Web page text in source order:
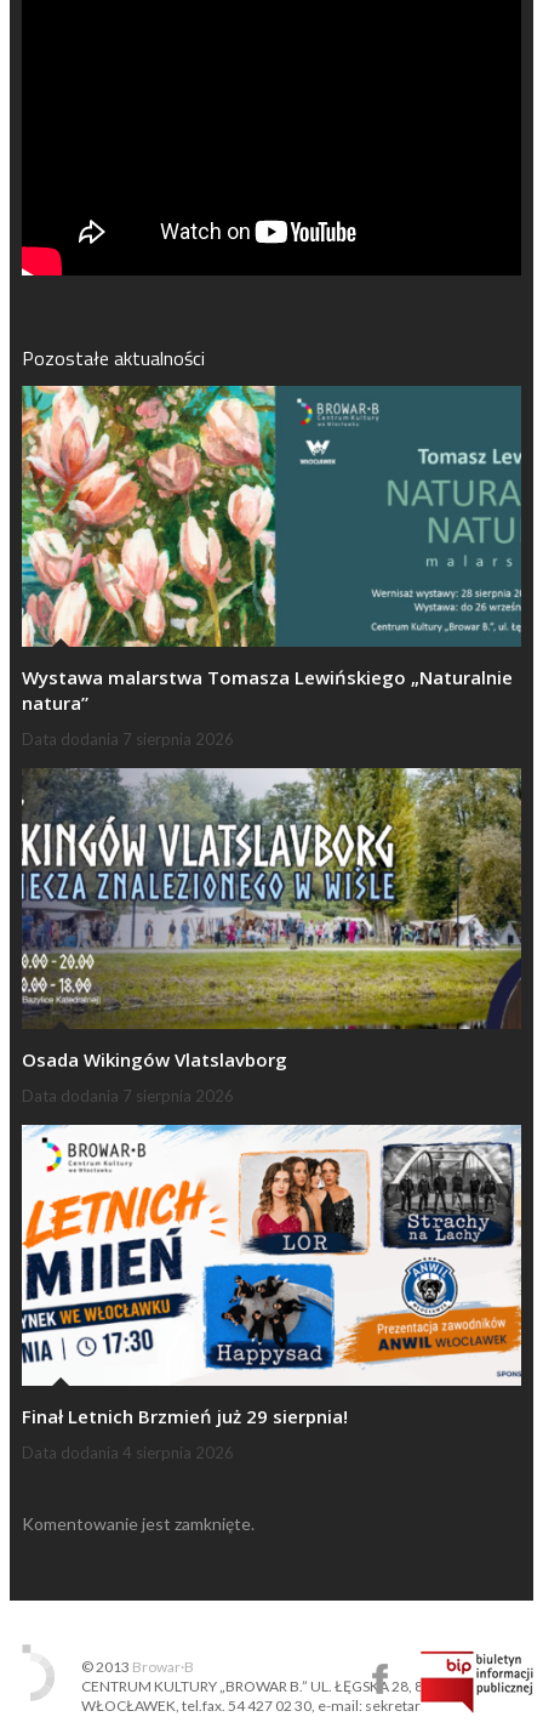
Pozostałe aktualności
Wystawa malarstwa Tomasza Lewińskiego „Naturalnie
natura”
Data dodania 7 sierpnia 2026
Osada Wikingów Vlatslavborg
Data dodania 7 sierpnia 2026
Finał Letnich Brzmień już 29 sierpnia!
Data dodania 4 sierpnia 2026
Komentowanie jest zamknięte.
© 2013 Browar·B
CENTRUM KULTURY „BROWAR B.” UL. ŁĘGSKA 28, 87-800
WŁOCŁAWEK, tel.fax. 54 427 02 30, e-mail: sekretariat@ckbb.pl